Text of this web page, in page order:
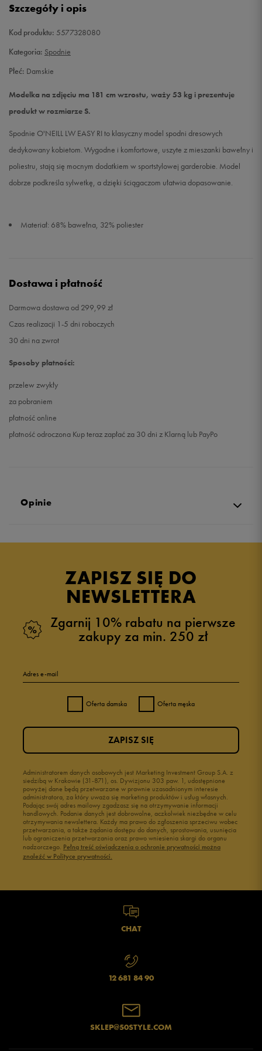
Szczegóły i opis
Kod produktu: 5577328080
Kategoria: Spodnie
Płeć: Damskie
Modelka na zdjęciu ma 181 cm wzrostu, waży 53 kg i prezentuje
produkt w rozmiarze S.
Spodnie O'NEILL LW EASY RI to klasyczny model spodni dresowych
dedykowany kobietom. Wygodne i komfortowe, uszyte z mieszanki bawełny i
poliestru, stają się mocnym dodatkiem w sportstylowej garderobie. Model
dobrze podkreśla sylwetkę, a dzięki ściągaczom ułatwia dopasowanie.
Materiał: 68% bawełna, 32% poliester
Dostawa i płatność
Darmowa dostawa od 299,99 zł
Czas realizacji 1-5 dni roboczych
30 dni na zwrot
Sposoby płatności:
przelew zwykły
za pobraniem
płatność online
płatność odroczona Kup teraz zapłać za 30 dni z Klarną lub PayPo
Opinie
ZAPISZ SIĘ DO
NEWSLETTERA
Zgarnij 10% rabatu na pierwsze
zakupy za min. 250 zł
Adres e-mail
Oferta damska Oferta męska
Administratorem danych osobowych jest Marketing Investment Group S.A. z
siedzibą w Krakowie (31-871), os. Dywizjonu 303 paw. 1, udostępnione
powyżej dane będą przetwarzane w prawnie uzasadnionym interesie
administratora, za który uważa się marketing produktów i usług własnych.
Podając swój adres mailowy zgadzasz się na otrzymywanie informacji
handlowych. Podanie danych jest dobrowolne, aczkolwiek niezbędne w celu
otrzymywania newslettera. Każdy ma prawo do zgłoszenia sprzeciwu wobec
przetwarzania, a także żądania dostępu do danych, sprostowania, usunięcia
lub ograniczenia przetwarzania oraz prawo wniesienia skargi do organu
nadzorczego. Pełną treść oświadczenia o ochronie prywatności można
znaleźć w Polityce prywatności.
ZAPISZ SIĘ
CHAT
12 681 84 90
SKLEP@50STYLE.COM